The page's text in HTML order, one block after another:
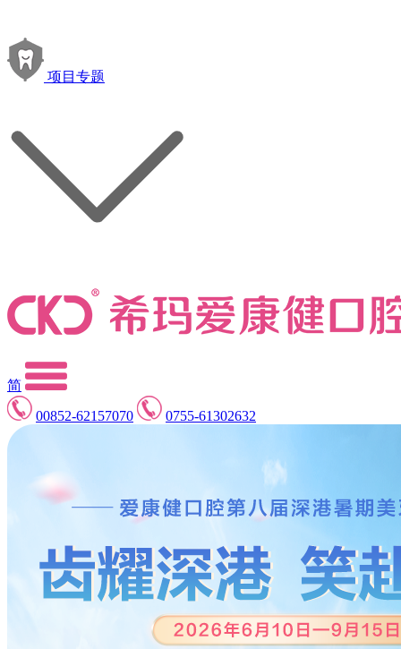
项目专题
简
00852-62157070
0755-61302632